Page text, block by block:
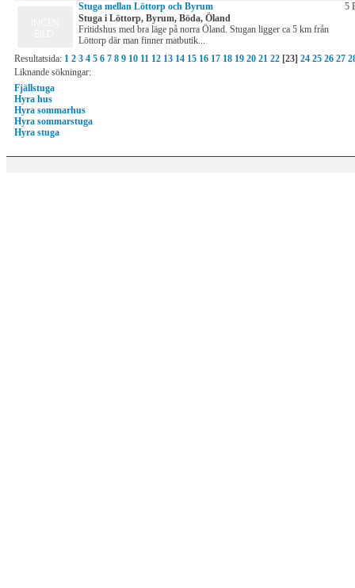
Stuga mellan Löttorp och Byrum
Stuga i Löttorp, Byrum, Böda, Öland
Fritidshus med bra läge på norra Öland. Stugan ligger ca 5 km från
Löttorp där man finner matbutik...
5
Resultatsida: 1 2 3 4 5 6 7 8 9 10 11 12 13 14 15 16 17 18 19 20 21 22 [23] 24 25 26 27
Liknande sökningar:
Fjällstuga
Hyra hus
Hyra sommarhus
Hyra sommarstuga
Hyra stuga